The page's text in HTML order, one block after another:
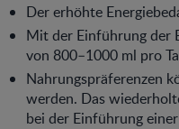
Der erhöhte
Mit der Einführung der
von 800–1000 ml pro
Nahrungspräferenzen
werden. Das
bei der Einführung